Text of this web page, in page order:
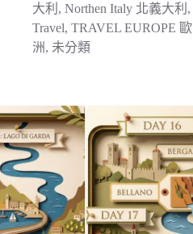
大利 , Northen Italy 北義大利 ,
Travel, TRAVEL EUROPE 歐
洲, 未分類